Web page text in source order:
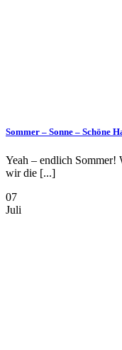
Sommer – Sonne – Schöne
Yeah – endlich Sommer!
wir die [...]
07
Juli